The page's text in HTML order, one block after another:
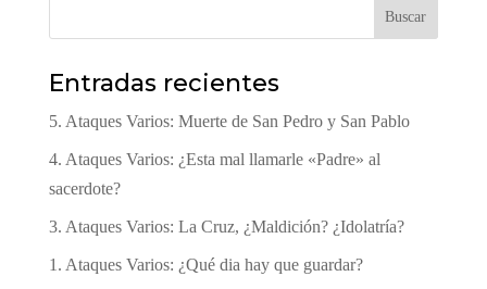
Buscar
Entradas recientes
5. Ataques Varios: Muerte de San Pedro y San Pablo
4. Ataques Varios: ¿Esta mal llamarle «Padre» al
sacerdote?
3. Ataques Varios: La Cruz, ¿Maldición? ¿Idolatría?
1. Ataques Varios: ¿Qué dia hay que guardar?